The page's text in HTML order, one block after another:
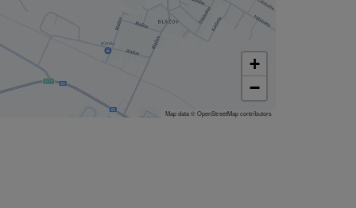
+
−
Map data © OpenStreetMap contributors